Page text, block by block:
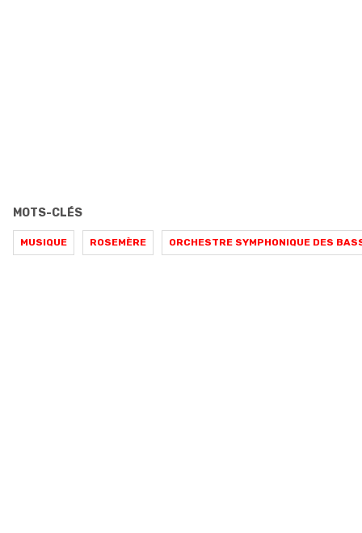
MOTS-CLÉS
MUSIQUE ROSEMÈRE ORCHESTRE SYMPHONIQUE DES